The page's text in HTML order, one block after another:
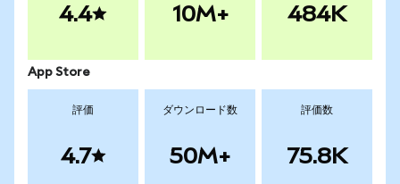
4.4 10M+ 484K
App Store
評価
4.7
ダウンロード数
50M+
評価数
75.8K